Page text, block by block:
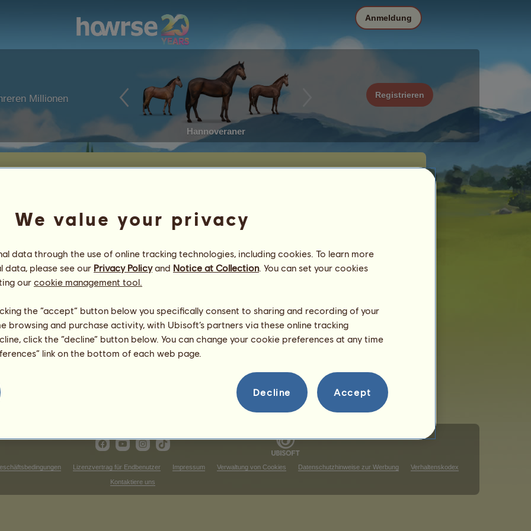
Millionen
Hannoveraner
Registrieren
Anmeldung
20%
5%
1863.72
Lizenzvertrag für Endbenutzer Impressum Verwaltung von Cookies Datenschutzhinweise zur Werbung Verhaltenskodex
Kontaktiere uns
We value your privacy
data through the use of online tracking technologies, including cookies. To learn more
data, please see our Privacy Policyand Notice at Collection. You can set your cookies
our cookie management tool.
the “accept” button below you specifically consent to sharing and recording of your
browsing and purchase activity, with Ubisoft’s partners via these online tracking
click the “decline” button below. You can change your cookie preferences at any time
link on the bottom of each web page.
Decline Accept